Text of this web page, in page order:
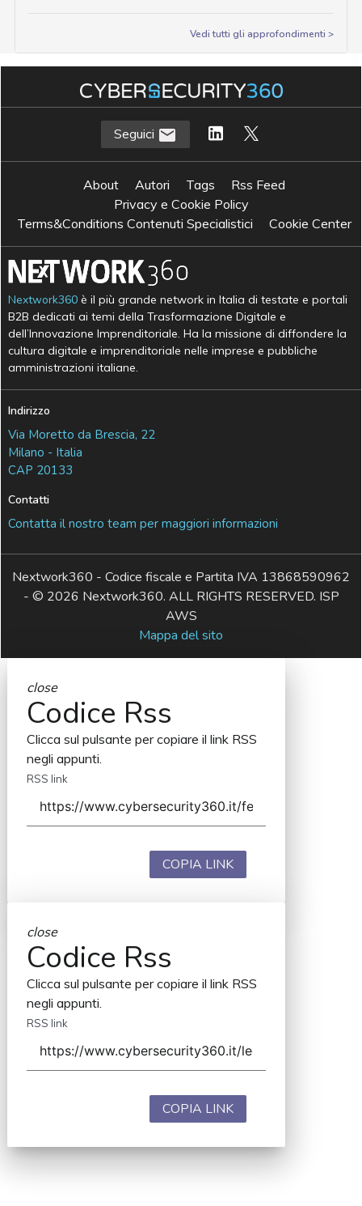
Vedi tutti gli approfondimenti >
Seguici
About Autori Tags
Rss Feed
Privacy e Cookie Policy
Terms&Conditions Contenuti Specialistici
Cookie Center
Nextwork360 è il più grande network in Italia di testate e portali
B2B dedicati ai temi della Trasformazione Digitale e
dell’Innovazione Imprenditoriale. Ha la missione di diffondere la
cultura digitale e imprenditoriale nelle imprese e pubbliche
amministrazioni italiane.
Indirizzo
Via Moretto da Brescia, 22
Milano - Italia
CAP 20133
Contatti
Contatta il nostro team per maggiori informazioni
Nextwork360 - Codice fiscale e Partita IVA 13868590962
- © 2026 Nextwork360. ALL RIGHTS RESERVED. ISP
AWS
Mappa del sito
close
Codice Rss
Clicca sul pulsante per copiare il link RSS
negli appunti.
RSS link
COPIA LINK
close
Codice Rss
Clicca sul pulsante per copiare il link RSS
negli appunti.
RSS link
COPIA LINK